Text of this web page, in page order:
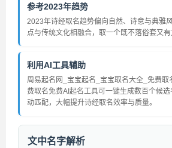
参考2023年趋势
2023年诗经取名趋势偏向自然、诗意与典雅
点与传统文化相融合，取一个既不落俗套又有
利用AI工具辅助
周易起名网_宝宝起名_宝宝取名大全_免费取
费取名免费AI起名工具可一键生成数百个候
动匹配，大幅提升诗经取名效率与质量。
文中名字解析